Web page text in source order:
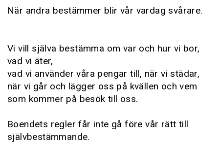
När andra bestämmer blir vår vardag svårare.
Vi vill själva bestämma om var och hur vi bor,
vad vi äter,
vad vi använder våra pengar till, när vi städar,
när vi går och lägger oss på kvällen och vem
som kommer på besök till oss.
Boendets regler får inte gå före vår rätt till
självbestämmande.